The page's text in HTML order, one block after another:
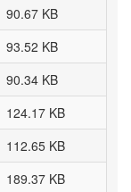
90.67 KB
93.52 KB
90.34 KB
124.17 KB
112.65 KB
189.37 KB